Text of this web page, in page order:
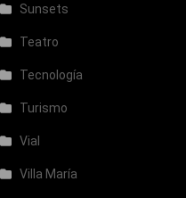
Sunsets
Teatro
Tecnología
Turismo
Vial
Villa María